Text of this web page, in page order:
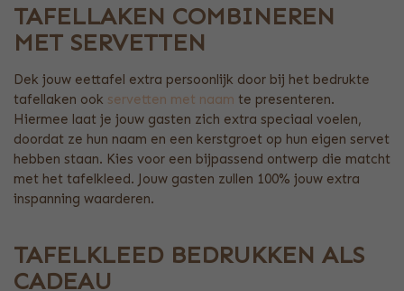
TAFELLAKEN COMBINEREN
MET SERVETTEN
Dek jouw eettafel extra persoonlijk door bij het bedrukte
tafellaken ook servetten met naam te presenteren.
Hiermee laat je jouw gasten zich extra speciaal voelen,
doordat ze hun naam en een kerstgroet op hun eigen servet
hebben staan. Kies voor een bijpassend ontwerp die matcht
met het tafelkleed. Jouw gasten zullen 100% jouw extra
inspanning waarderen.
TAFELKLEED BEDRUKKEN ALS
CADEAU